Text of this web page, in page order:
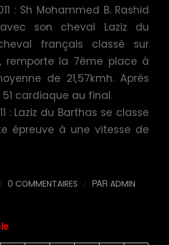
: Sh Mohammed B. Rashid
son cheval Laziz du
français classé sur
remporte la 7ème place à
de 21,57kmh. Après
cardiaque au final.
: Laziz du Barthas se classe
épreuve à une vitesse de
/ 0 COMMENTAIRES / PAR ADMIN